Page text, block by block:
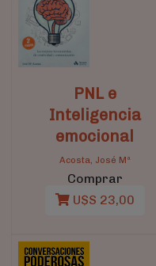
PNL e
Inteligencia
emocional
Acosta, José Mª
Comprar
U$S 23,00